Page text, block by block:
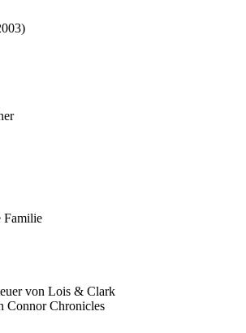
Familie
von Lois & Clark
Connor Chronicles